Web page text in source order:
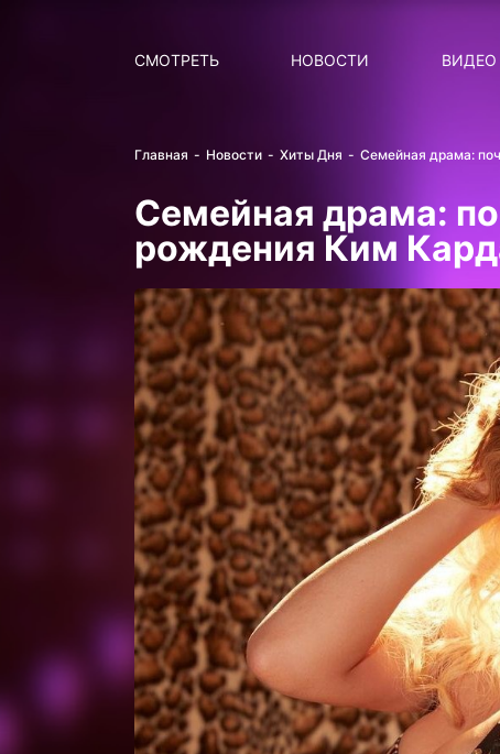
СМОТРЕТЬ НОВОСТИ
ВИДЕО
Главная Новости Хиты Дня Семейная драма:
Семейная драма:
рождения Ким